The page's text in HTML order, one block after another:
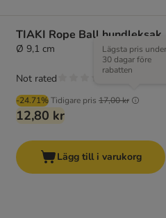
TIAKI Rope Ball hundleksak
Ø 9,1 cm
-24.71%Tidigare pris 17,00 kr
Lägsta pris under
30 dagar före
rabatten
12,80 kr
Not rated
Lägg till i varukorg